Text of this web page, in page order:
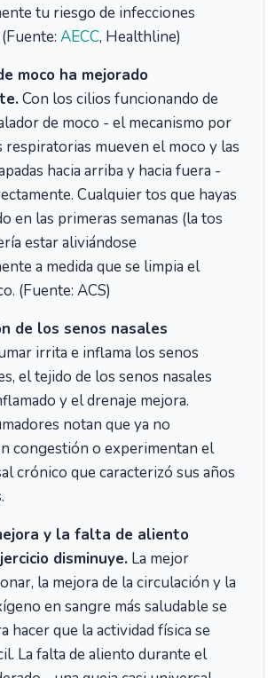
tu riesgo de infecciones
AECC, Healthline)
moco ha mejorado
Con los cilios funcionando de
de moco - el mecanismo por
respiratorias mueven el moco y las
hacia arriba y hacia fuera -
Cualquier tos que hayas
en las primeras semanas (la tos
estar aliviándose
a medida que se limpia el
(Fuente: ACS)
de los senos nasales
irrita e inflama los senos
el tejido de los senos nasales
y el drenaje mejora.
notan que ya no
congestión o experimentan el
crónico que caracterizó sus años
y la falta de aliento
disminuye. La mejor
la mejora de la circulación y la
en sangre más saludable se
hacer que la actividad física se
La falta de aliento durante el